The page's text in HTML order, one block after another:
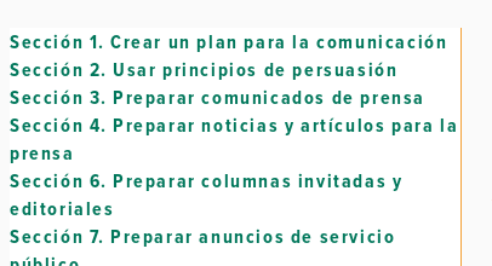
Sección 1. Crear un plan para la comunicación
Sección 2. Usar principios de persuasión
Sección 3. Preparar comunicados de prensa
Sección 4. Preparar noticias y artículos para la
prensa
Sección 6. Preparar columnas invitadas y
editoriales
Sección 7. Preparar anuncios de servicio